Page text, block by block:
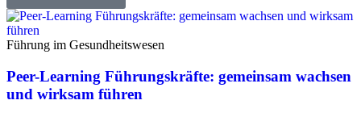
Führung im Gesundheitswesen
Peer-Learning Führungskräfte: gemeinsam wachsen
und wirksam führen